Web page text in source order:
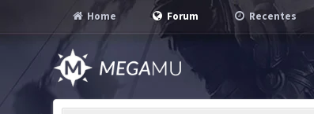
Home Forum Recentes